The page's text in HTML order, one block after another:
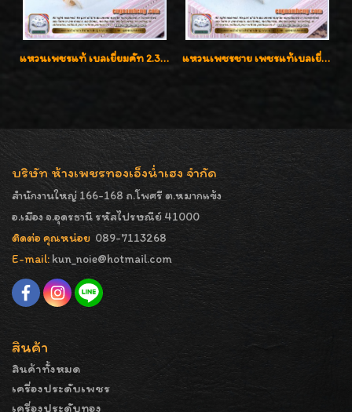
แหวนเพชรแท้ เบลเยี่ยมคัท 2.39 กะรัต น้ำ 98 F-Color/VVS ดีไซน์หน้ากว้างหรูเต็มนิ้ว แหวนเพชรชาย เพชรแท้เบลเยี่ยมคัท น้ำ100% D-Color/VVS 2.46 กะรัต
บริษัท ห้างเพชรทองเอ็งน่ำเฮง จำกัด
สำนักงานใหญ่ 166-168 ถ.โพศรี ต.หมากแข้ง
อ.เมือง จ.อุดรธานี รหัสไปรษณีย์ 41000
ติดต่อ คุณหน่อย 089-7113268
E-mail: kun_noie@hotmail.com
สินค้า
สินค้าทั้งหมด
เครื่องประดับเพชร
เครื่องประดับทอง